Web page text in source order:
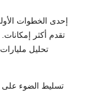
إحدى الخطوات
تقدم أكثر
تحليل
تسليط الضوء على